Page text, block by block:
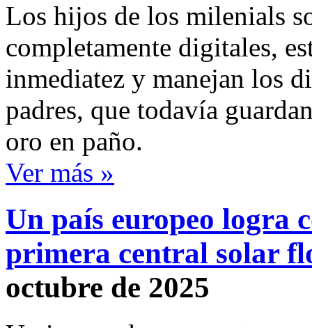
Los hijos de los milenials
completamente digitales,
inmediatez y manejan los
padres, que todavía
oro en paño.
Ver más »
Un país europeo logra
primera central solar
octubre de 2025